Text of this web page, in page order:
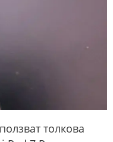
толкова